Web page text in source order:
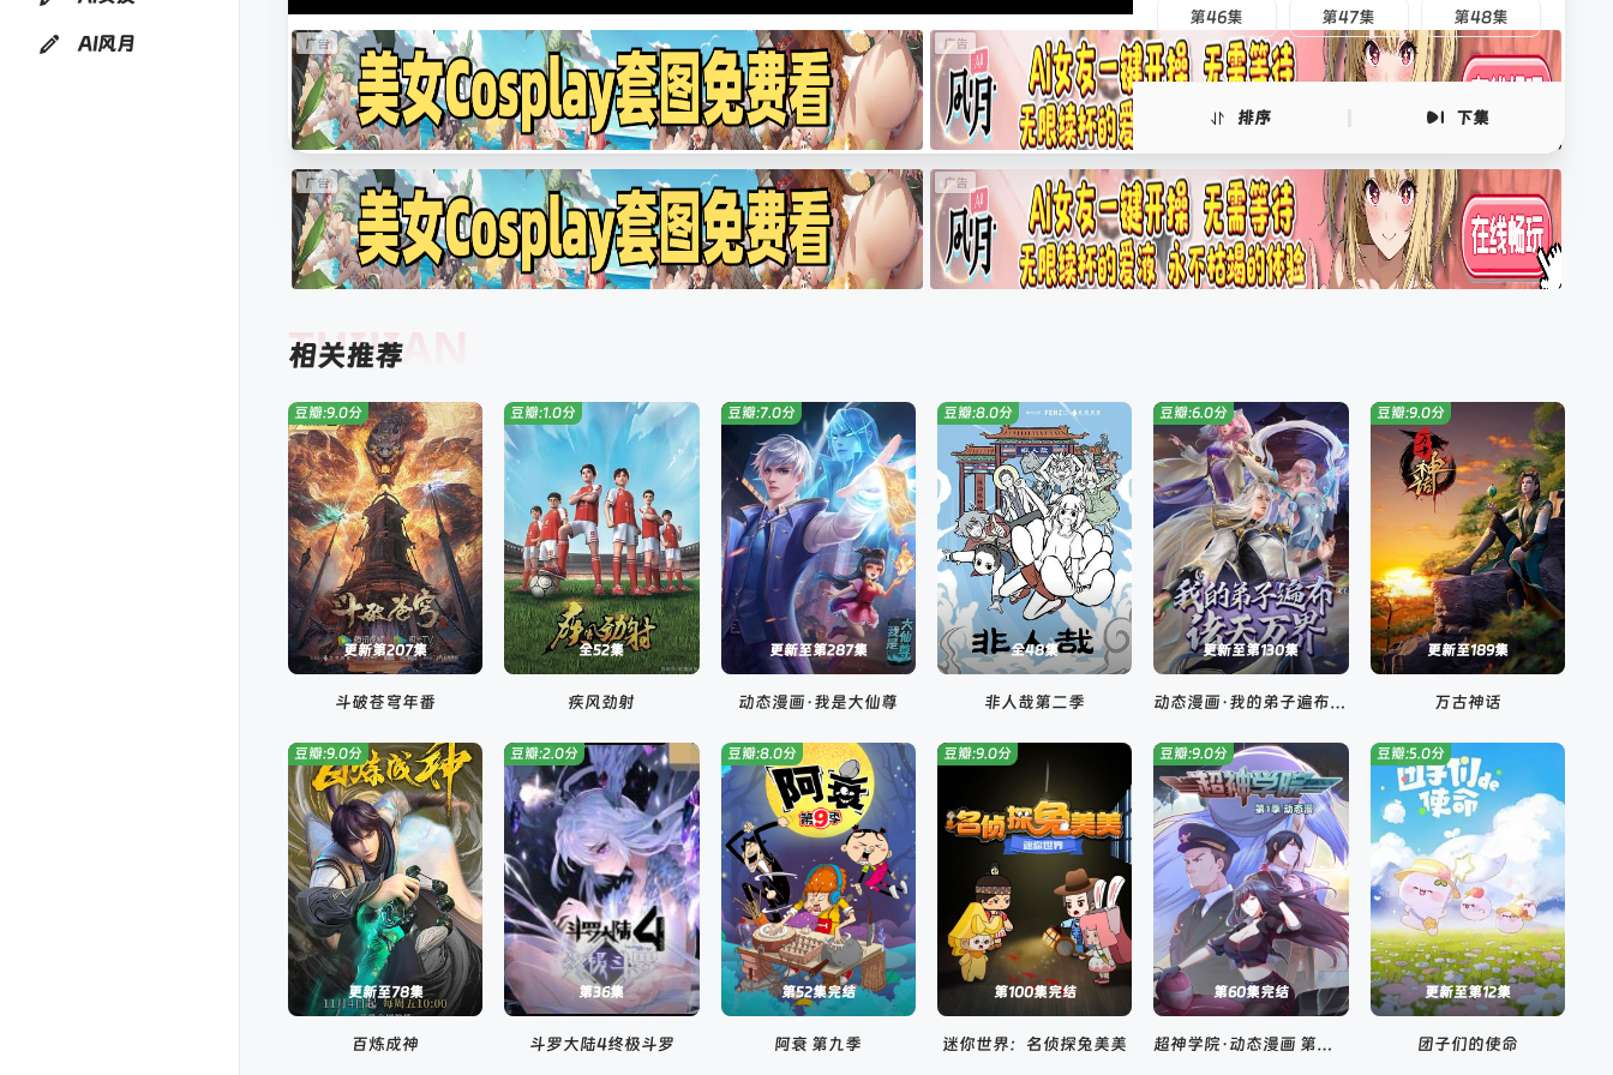
AI风月
排序 下集
第46集 第47集 第48集
相关推荐
TUIJIAN
更新第207集
豆瓣:9.0分
斗破苍穹年番
全52集
豆瓣:1.0分
疾风劲射
更新至第287集
豆瓣:7.0分
动态漫画·我是大仙尊
全48集
豆瓣:8.0分
非人哉第二季
更新至第130集
豆瓣:6.0分
动态漫画·我的弟子遍布诸天万界
更新至189集
豆瓣:9.0分
万古神话
更新至78集
豆瓣:9.0分
百炼成神
第36集
豆瓣:2.0分
斗罗大陆4终极斗罗
第52集完结
豆瓣:8.0分
阿衰 第九季
第100集完结
豆瓣:9.0分
迷你世界：名侦探兔美美
第60集完结
豆瓣:9.0分
超神学院·动态漫画 第一季
更新至第12集
豆瓣:5.0分
团子们的使命